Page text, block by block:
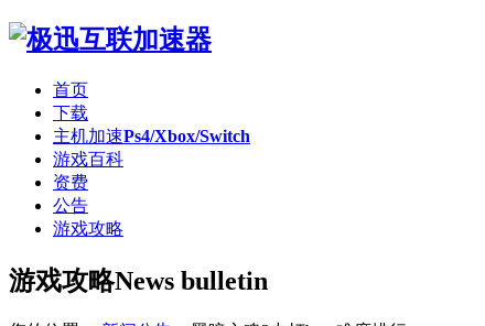
首页
下载
主机加速Ps4/Xbox/Switch
游戏百科
资费
公告
游戏攻略
游戏攻略News bulletin